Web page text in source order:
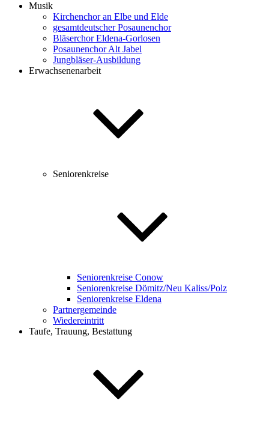
Musik
Kirchenchor an Elbe und Elde
gesamtdeutscher Posaunenchor
Bläserchor Eldena-Gorlosen
Posaunenchor Alt Jabel
Jungbläser-Ausbildung
Erwachsenenarbeit
Seniorenkreise
Seniorenkreise Conow
Seniorenkreise Dömitz/Neu Kaliss/Polz
Seniorenkreise Eldena
Partnergemeinde
Wiedereintritt
Taufe, Trauung, Bestattung